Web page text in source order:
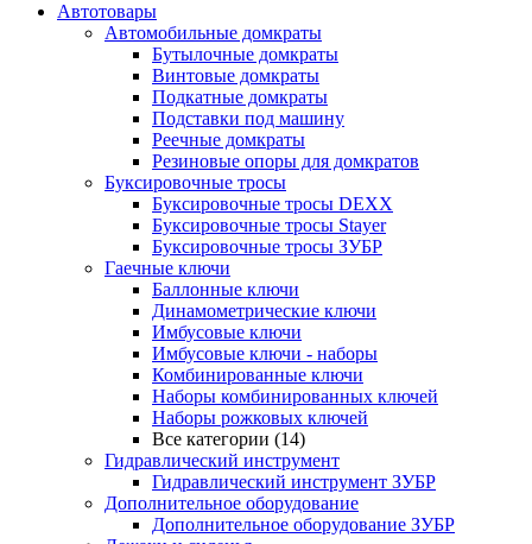
Автотовары
Автомобильные домкраты
Бутылочные домкраты
Винтовые домкраты
Подкатные домкраты
Подставки под машину
Реечные домкраты
Резиновые опоры для домкратов
Буксировочные тросы
Буксировочные тросы DEXX
Буксировочные тросы Stayer
Буксировочные тросы ЗУБР
Гаечные ключи
Баллонные ключи
Динамометрические ключи
Имбусовые ключи
Имбусовые ключи - наборы
Комбинированные ключи
Наборы комбинированных ключей
Наборы рожковых ключей
Все категории (14)
Гидравлический инструмент
Гидравлический инструмент ЗУБР
Дополнительное оборудование
Дополнительное оборудование ЗУБР